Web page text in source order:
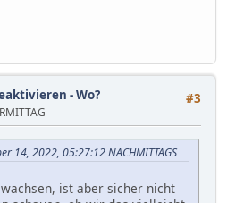
#3
- Wo?
14, 2022, 05:27:12 NACHMITTAGS
ist aber sicher nicht